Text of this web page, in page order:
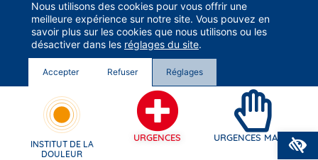
Groupe Vivalto Santé
Entre nous, la vie
INSTITUT DE LA
DOULEUR
URGENCES URGENCES MAINS
Nous utilisons des cookies pour vous offrir une
meilleure expérience sur notre site. Vous pouvez en
savoir plus sur les cookies que nous utilisons ou les
désactiver dans les réglages du site.
Accepter Refuser Réglages